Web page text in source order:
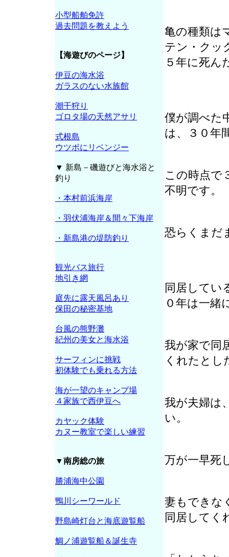
亀の種類は
テン・クッ
５年に死ん
僕が調べた
は、３０年
この時点で
不明です。
恐らくまだ
同居してい
０年は一緒
我が家で同
くれたとし
我が夫婦は
い。
万が一早死
妻もできな
同居してく
小型船舶免許
過去問題を教えよう
【海遊びのページ】
伊豆の海水浴
ガラスのない水族館
潮干狩り
ゴロタ場の天然アサリ
式根島
ウツボにリベンジー
▼ 新島－磯遊びと海水浴と
釣り
・本村前浜海岸
・羽伏浦海岸＆間々下海岸
・新島港の堤防釣り
観光バス旅行
地引き網
庭先に露天風呂あり
保田の秘密基地
台風の熊野灘
紀州の美女と海水浴
サーフィンに挑戦
初体験でも乗れる方法
海が一望のキャンプ場
４家族で西伊豆へ
カヤック体験
カヌー教室で楽しい練習
▼南房総の旅
勝浦海中公園
鴨川シーワールド
野島崎灯台と海底遊覧船
鯛ノ浦遊覧船＆誕生寺